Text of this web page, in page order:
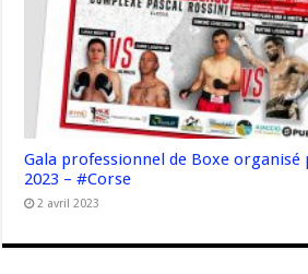
Gala professionnel de Boxe organisé
2023 – #Corse
2 avril 2023